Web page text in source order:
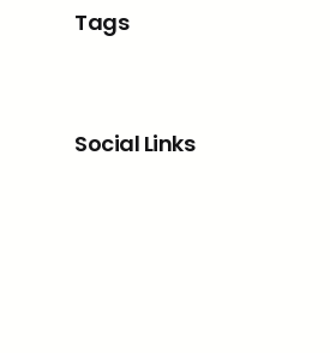
Tags
Social Links